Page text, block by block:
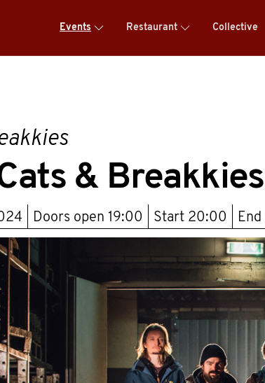
Events Restaurant Collective
& Breakkies
Doors open 19:00 Start 20:00 End